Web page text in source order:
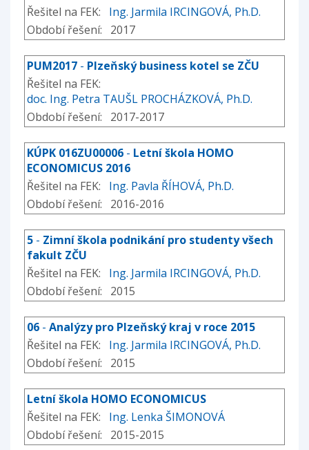
Řešitel na FEK: Ing. Jarmila IRCINGOVÁ, Ph.D.
Období řešení: 2017
PUM2017 - Plzeňský business kotel se ZČU
Řešitel na FEK:
doc. Ing. Petra TAUŠL PROCHÁZKOVÁ, Ph.D.
Období řešení: 2017-2017
KÚPK 016ZU00006 - Letní škola HOMO
ECONOMICUS 2016
Řešitel na FEK: Ing. Pavla ŘÍHOVÁ, Ph.D.
Období řešení: 2016-2016
5 - Zimní škola podnikání pro studenty všech
fakult ZČU
Řešitel na FEK: Ing. Jarmila IRCINGOVÁ, Ph.D.
Období řešení: 2015
06 - Analýzy pro Plzeňský kraj v roce 2015
Řešitel na FEK: Ing. Jarmila IRCINGOVÁ, Ph.D.
Období řešení: 2015
Letní škola HOMO ECONOMICUS
Řešitel na FEK: Ing. Lenka ŠIMONOVÁ
Období řešení: 2015-2015